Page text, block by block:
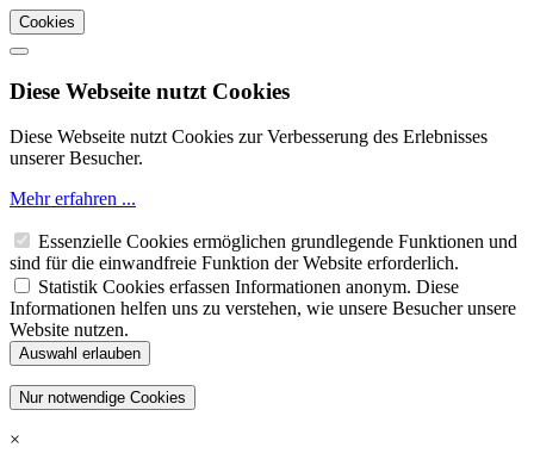
Cookies
Diese Webseite nutzt Cookies
Diese Webseite nutzt Cookies zur Verbesserung des Erlebnisses
unserer Besucher.
Mehr erfahren ...
Essenzielle Cookies ermöglichen grundlegende Funktionen und
sind für die einwandfreie Funktion der Website erforderlich.
Statistik Cookies erfassen Informationen anonym. Diese
Informationen helfen uns zu verstehen, wie unsere Besucher unsere
Website nutzen.
×